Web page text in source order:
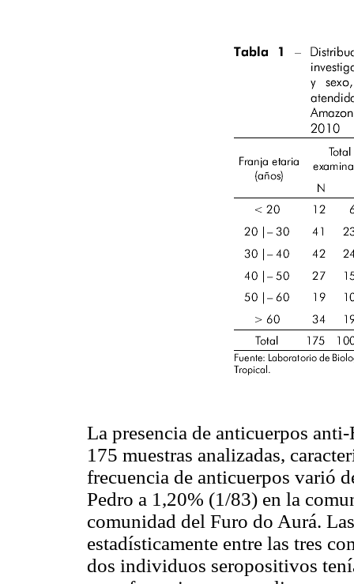
La presencia de anticuerpos
175 muestras analizadas,
frecuencia de anticuerpos varió
Pedro a 1,20% (1/83) en la
comunidad del Furo do Aurá.
estadísticamente entre las tres
dos individuos seropositivos